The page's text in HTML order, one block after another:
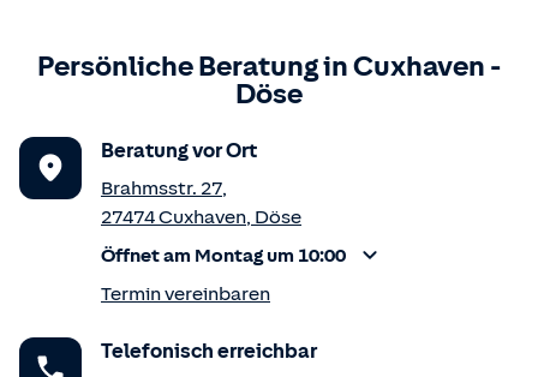
Persönliche Beratung inCuxhaven -
Döse
Beratung vor Ort
Brahmsstr. 27,
27474Cuxhaven, Döse
Öffnet am Montag um 10:00
Termin vereinbaren
Telefonisch erreichbar